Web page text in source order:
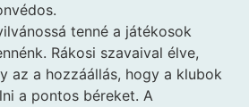
tenné a játékosok
Rákosi szavaival élve,
az a hozzáállás, hogy a klubok
a pontos béreket. A